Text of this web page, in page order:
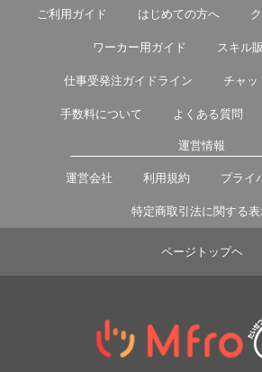
ご利用ガイド はじめての方へ
ワーカー用ガイド スキル
仕事受発注ガイドライン チャッ
手数料について よくある質問
運営情報
運営会社 利用規約 プライ
特定商取引法に関する
ページトップヘ